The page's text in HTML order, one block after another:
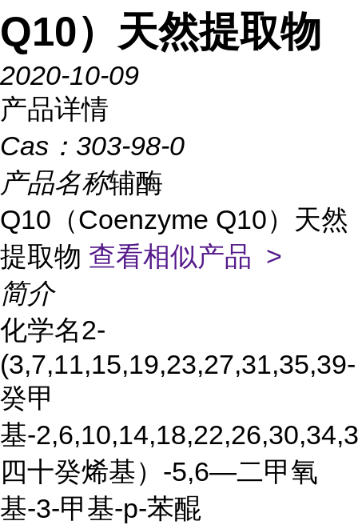
Q10）天然提取物
2020-10-09
产品详情
Cas： 303-98-0
产品名称辅酶
Q10（Coenzyme Q10）天然
提取物 查看相似产品 >
简介
化学名2-
(3,7,11,15,19,23,27,31,35,39-
癸甲
基-
四十癸烯基）-5,6—二甲氧
基-3-甲基-p-苯醌